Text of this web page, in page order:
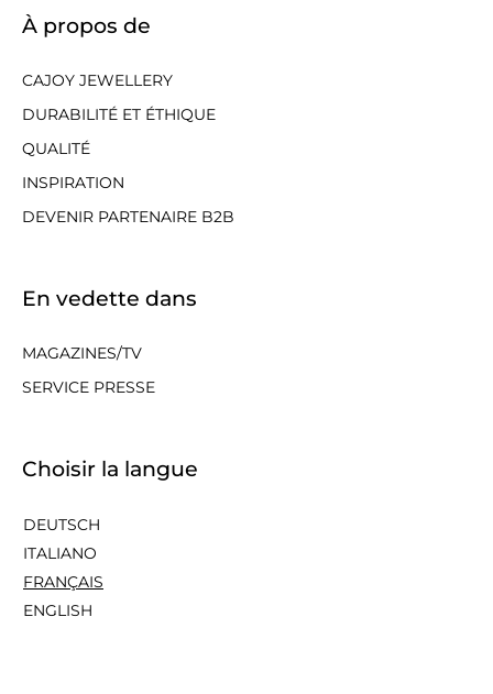
À propos de
CAJOY JEWELLERY
DURABILITÉ ET ÉTHIQUE
QUALITÉ
INSPIRATION
DEVENIR PARTENAIRE B2B
En vedette dans
MAGAZINES/TV
SERVICE PRESSE
Choisir la langue
DEUTSCH
ITALIANO
FRANÇAIS
ENGLISH